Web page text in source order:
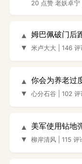
20 点赞 老妖卓宁
▲
▼
姆巴佩破门后
米卢大大 146 评
▲
▼
你会为养老过
心分石谷 102 评
▲
▼
美军使用钻地
柳岸清风 115 评